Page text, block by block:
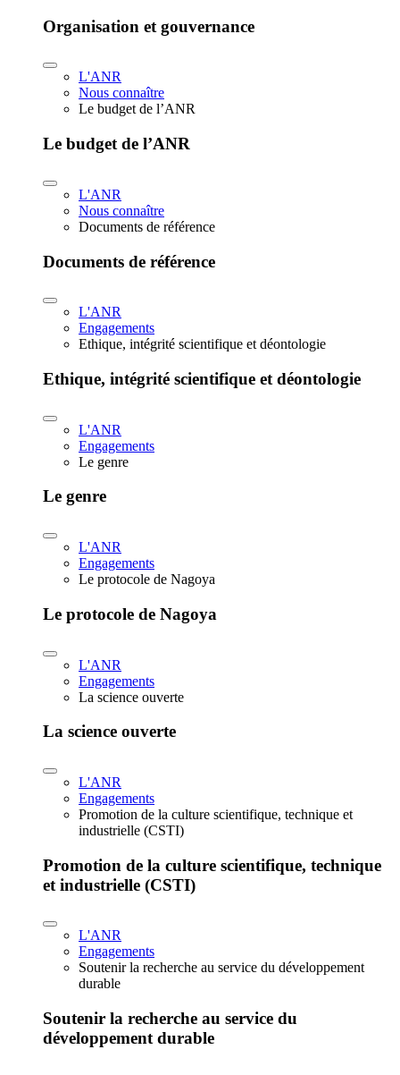
Organisation et gouvernance
L'ANR
Nous connaître
Le budget de l’ANR
Le budget de l’ANR
L'ANR
Nous connaître
Documents de référence
Documents de référence
L'ANR
Engagements
Ethique, intégrité scientifique et déontologie
Ethique, intégrité scientifique et déontologie
L'ANR
Engagements
Le genre
Le genre
L'ANR
Engagements
Le protocole de Nagoya
Le protocole de Nagoya
L'ANR
Engagements
La science ouverte
La science ouverte
L'ANR
Engagements
Promotion de la culture scientifique, technique et
industrielle (CSTI)
Promotion de la culture scientifique, technique
et industrielle (CSTI)
L'ANR
Engagements
Soutenir la recherche au service du développement
durable
Soutenir la recherche au service du
développement durable